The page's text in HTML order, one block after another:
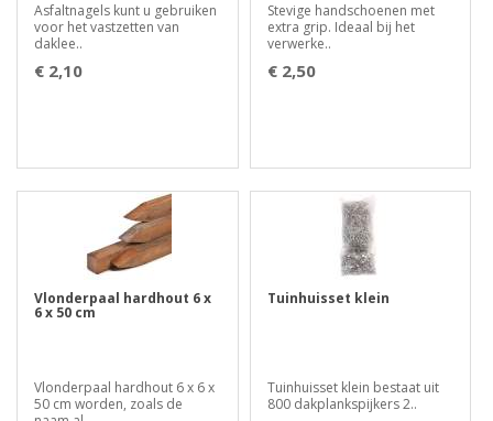
Asfaltnagels kunt u gebruiken
voor het vastzetten van
daklee..
€ 2,10
Stevige handschoenen met
extra grip. Ideaal bij het
verwerke..
€ 2,50
Vlonderpaal hardhout 6 x
6 x 50 cm
Vlonderpaal hardhout 6 x 6 x
50 cm worden, zoals de
Tuinhuisset klein
Tuinhuisset klein bestaat uit
800 dakplankspijkers 2..